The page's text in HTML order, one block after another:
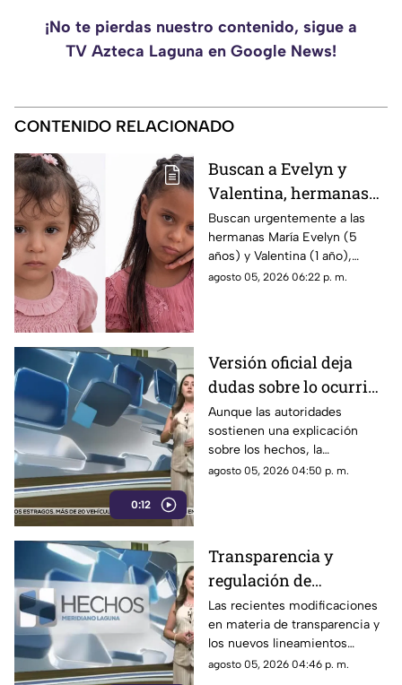
¡No te pierdas nuestro contenido, sigue a
TV Azteca Laguna en Google News!
CONTENIDO RELACIONADO
Buscan a Evelyn y
Valentina, hermanas
de 1 y 5 años
desaparecidas en
Torreón
Buscan urgentemente a las
hermanas María Evelyn (5
años) y Valentina (1 año),
desaparecidas en Torreón
agosto 05, 2026 06:22 p. m.
0:12
Versión oficial deja
dudas sobre lo ocurrido
y persisten
interrogantes
Aunque las autoridades
sostienen una explicación
sobre los hechos, la
información disponible no ha
agosto 05, 2026 04:50 p. m.
Transparencia y
regulación de
audiencias, bajo la lupa
por posible control de
la información
Las recientes modificaciones
en materia de transparencia y
los nuevos lineamientos
relacionados con las
agosto 05, 2026 04:46 p. m.